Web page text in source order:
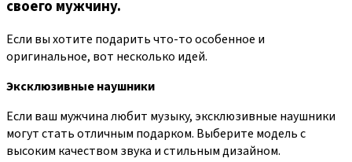
своего мужчину.
Если вы хотите подарить что-то особенное и
оригинальное, вот несколько идей.
Эксклюзивные наушники
Если ваш мужчина любит музыку, эксклюзивные наушники
могут стать отличным подарком. Выберите модель с
высоким качеством звука и стильным дизайном.